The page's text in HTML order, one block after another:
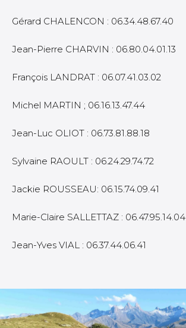
Gérard CHALENCON : 06.34.48.67.40
Jean-Pierre CHARVIN : 06.80.04.01.13
François LANDRAT : 06.07.41.03.02
Michel MARTIN ; 06.16.13.47.44
Jean-Luc OLIOT : 06.73.81.88.18
Sylvaine RAOULT : 06.24.29.74.72
Jackie ROUSSEAU: 06.15.74.09.41
Marie-Claire SALLETTAZ : 06.47.95.14.04
Jean-Yves VIAL : 06.37.44.06.41